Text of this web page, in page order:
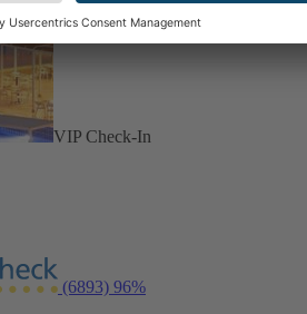
VIP Check-In
(6893) 96%